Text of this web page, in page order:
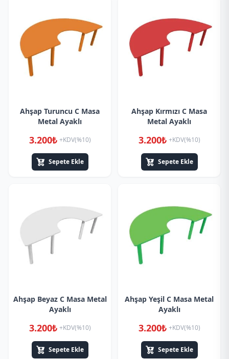
Ahşap Turuncu C Masa
Metal Ayaklı
3.200₺ +KDV(%10)
Sepete Ekle
Ahşap Kırmızı C Masa
Metal Ayaklı
3.200₺ +KDV(%10)
Sepete Ekle
Ahşap Beyaz C Masa Metal
Ayaklı
3.200₺ +KDV(%10)
Sepete Ekle
Ahşap Yeşil C Masa Metal
Ayaklı
3.200₺ +KDV(%10)
Sepete Ekle